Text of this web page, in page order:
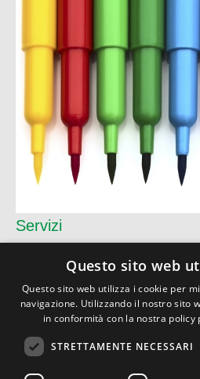
Servizi
CO.DIF ITALIANA Srl
Via Torino, 9 - 26900 Lodi (LO)
P.I. 07159890156
Privacy
Questo sito web
Questo sito web utilizza i cookie per
navigazione. Utilizzando il nostro sito
in conformità con la nostra policy
STRETTAMENTE NECESSARI